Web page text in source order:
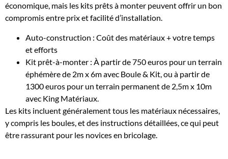
économique, mais les kits prêts à monter peuvent offrir un bon
compromis entre prix et facilité d’installation.
Auto-construction : Coût des matériaux + votre temps
et efforts
Kit prêt-à-monter : À partir de 750 euros pour un terrain
éphémère de 2m x 6m avec Boule & Kit, ou à partir de
1300 euros pour un terrain permanent de 2,5m x 10m
avec King Matériaux.
Les kits incluent généralement tous les matériaux nécessaires,
y compris les boules, et des instructions détaillées, ce qui peut
être rassurant pour les novices en bricolage.